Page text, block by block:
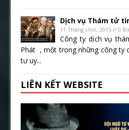
Dịch vụ Thám tử
11 Tháng chín, 2015 // 0
Công ty dịch vụ
Phát , một trong những công ty
tư uy...
LIÊN KẾT WEBSITE